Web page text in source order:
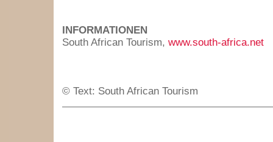
INFORMATIONEN
South African Tourism, www.south-africa.net
© Text: South African Tourism